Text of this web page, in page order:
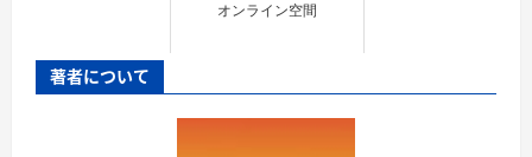
オンライン空間
著者について